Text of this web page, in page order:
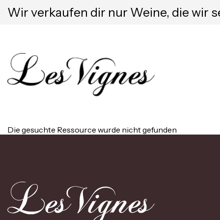
Wir verkaufen dir nur Weine, die wir
Die gesuchte Ressource wurde nicht gefunden